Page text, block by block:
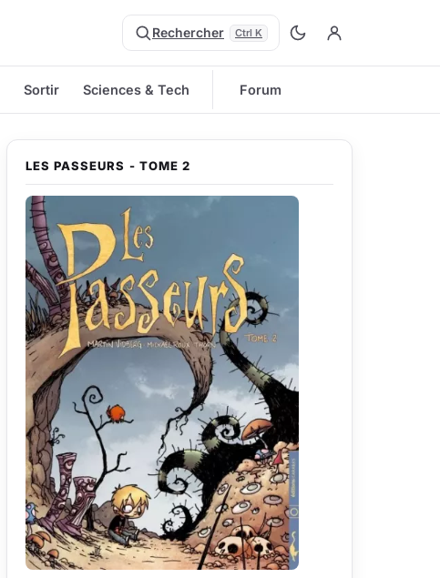
Rechercher Ctrl K
Sortir Sciences & Tech Forum
LES PASSEURS - TOME 2